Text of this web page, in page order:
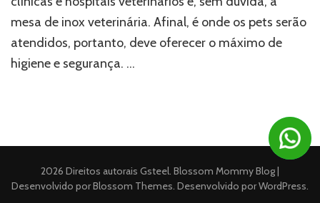
móvel
oferece
as
clínicas
mesa de inox veterinária. Afinal, é onde os pets serão
atendidos, portanto, deve oferecer o máximo de
higiene e segurança. …
2026 Direitos autorais Gsteel. Blossom Mommy Blog |
Desenvolvido porBlossom Themes. Desenvolvido porWordPress.